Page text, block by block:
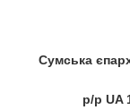
Сумська
р/р UA